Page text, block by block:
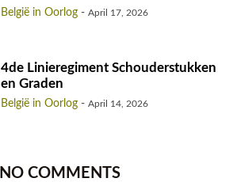
België in Oorlog - April 17, 2026
4de Linieregiment Schouderstukken
en Graden
België in Oorlog - April 14, 2026
NO COMMENTS